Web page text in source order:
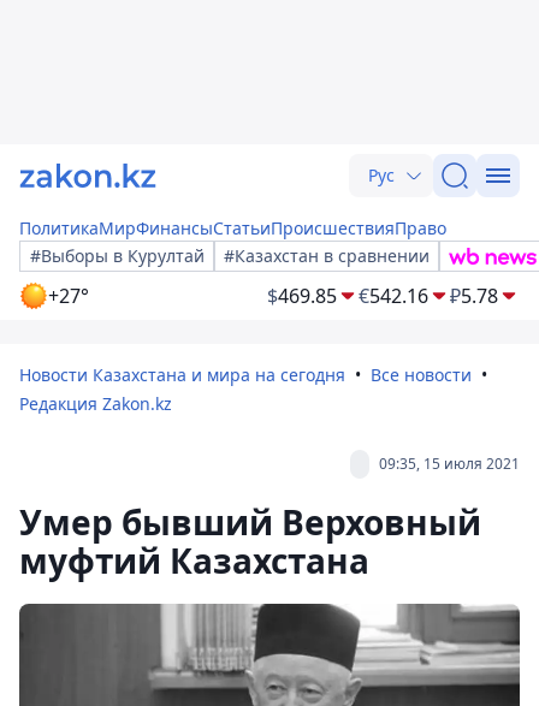
Рус
ПолитикаМирФинансыСтатьиПроисшествияПраво
#Выборы в Курултай
#Казахстан в сравнении
+27° $469.85 €542.16 ₽5.78
Новости Казахстана и мира на сегодня
Все новости
Редакция Zakon.kz
09:35, 15 июля 2021
Умер бывший Верховный
муфтий Казахстана